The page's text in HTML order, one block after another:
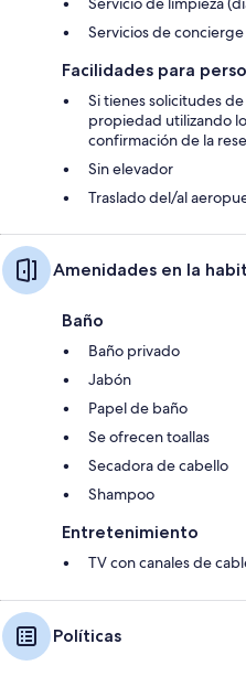
Servicios de concierge
Facilidades para
Si tienes solicitudes
propiedad utilizando
confirmación de la
Sin elevador
Traslado del/al
Amenidades en la
Baño
Baño privado
Jabón
Papel de baño
Se ofrecen toallas
Secadora de cabello
Shampoo
Entretenimiento
TV con canales de
Políticas